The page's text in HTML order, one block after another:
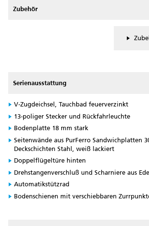
Zubehör
Serienausstattung
V-Zugdeichsel, Tauchbad feuerverzinkt
13-poliger Stecker und Rückfahrleuchte
Bodenplatte 18 mm stark
Seitenwände aus PurFerro Sandwichplatten
Deckschichten Stahl, weiß lackiert
Doppelflügeltüre hinten
Drehstangenverschluß und Scharniere aus
Automatikstützrad
Bodenschienen mit verschiebbaren